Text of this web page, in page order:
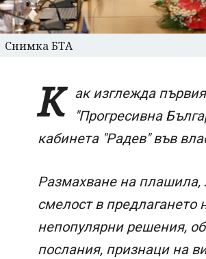
Снимка БТА
К
ак изглежда
"Прогресивна
кабинета "Радев" във
Размахване на плашила,
смелост в предлагането
непопулярни решения,
послания, признаци на